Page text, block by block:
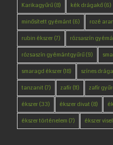
Karikagyűrű(8) kék drágakő(6)
minősített gyémánt (6) rozé
rubin ékszer(7) rózsaszín
rózsaszín gyémántgyűrű(9)
smaragd ékszer(18) színes
tanzanit (7) zafír(11) zafír
ékszer(33) ékszer divat (8)
ékszer történelem (7) ékszer